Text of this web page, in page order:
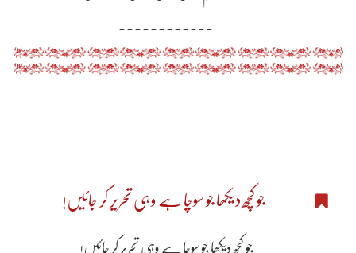
جو کچھ دیکھا جو سوچا ہے وہی تحریر کر جائیں!
جو کچھ دیکھا جو سوچا ہے وہی تحریر کر جائیں!